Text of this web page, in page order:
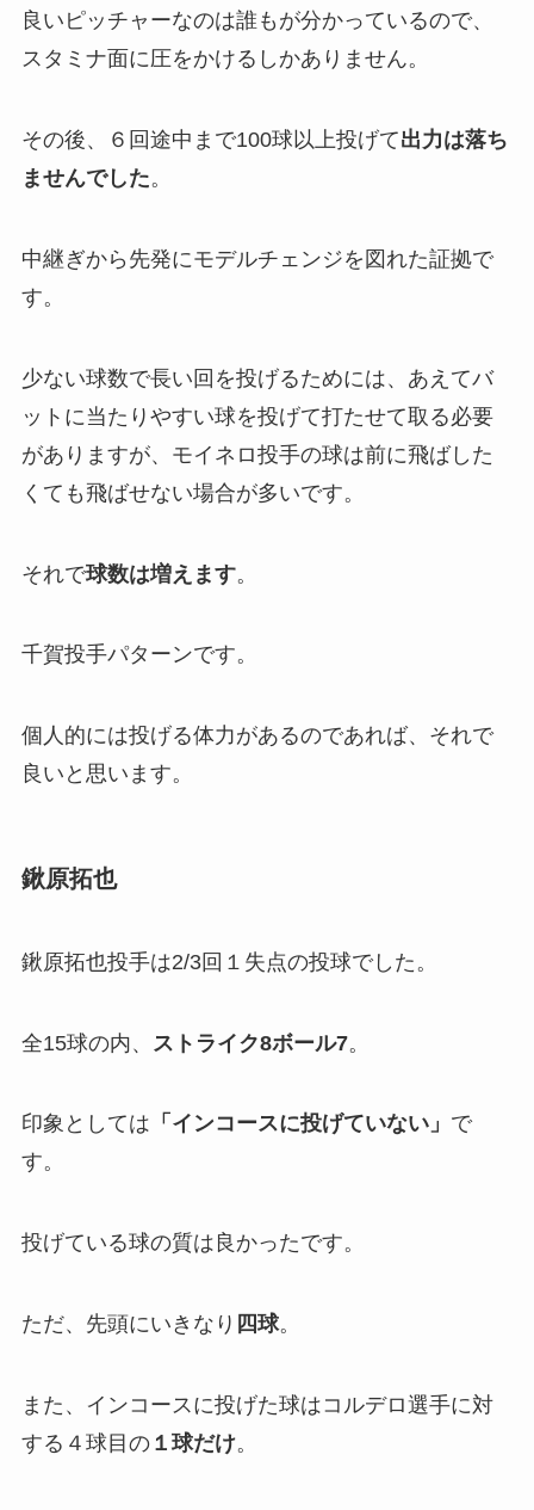
良いピッチャーなのは誰もが分かっているので、
スタミナ面に圧をかけるしかありません。
その後、６回途中まで100球以上投げて出力は落ち
ませんでした。
中継ぎから先発にモデルチェンジを図れた証拠で
す。
少ない球数で長い回を投げるためには、あえてバ
ットに当たりやすい球を投げて打たせて取る必要
がありますが、モイネロ投手の球は前に飛ばした
くても飛ばせない場合が多いです。
それで球数は増えます。
千賀投手パターンです。
個人的には投げる体力があるのであれば、それで
良いと思います。
鍬原拓也
鍬原拓也投手は2/3回１失点の投球でした。
全15球の内、 ストライク8ボール7。
印象としては 「インコースに投げていない」 で
す。
投げている球の質は良かったです。
ただ、先頭にいきなり 四球。
また、インコースに投げた球はコルデロ選手に対
する４球目の１球だけ。